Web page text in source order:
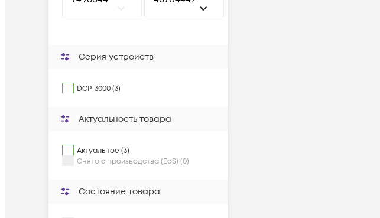
Серия устройств
DCP-3000 (3)
Актуальность товара
Актуальное (3)
Снято с производства (EoS) (0)
Состояние товара